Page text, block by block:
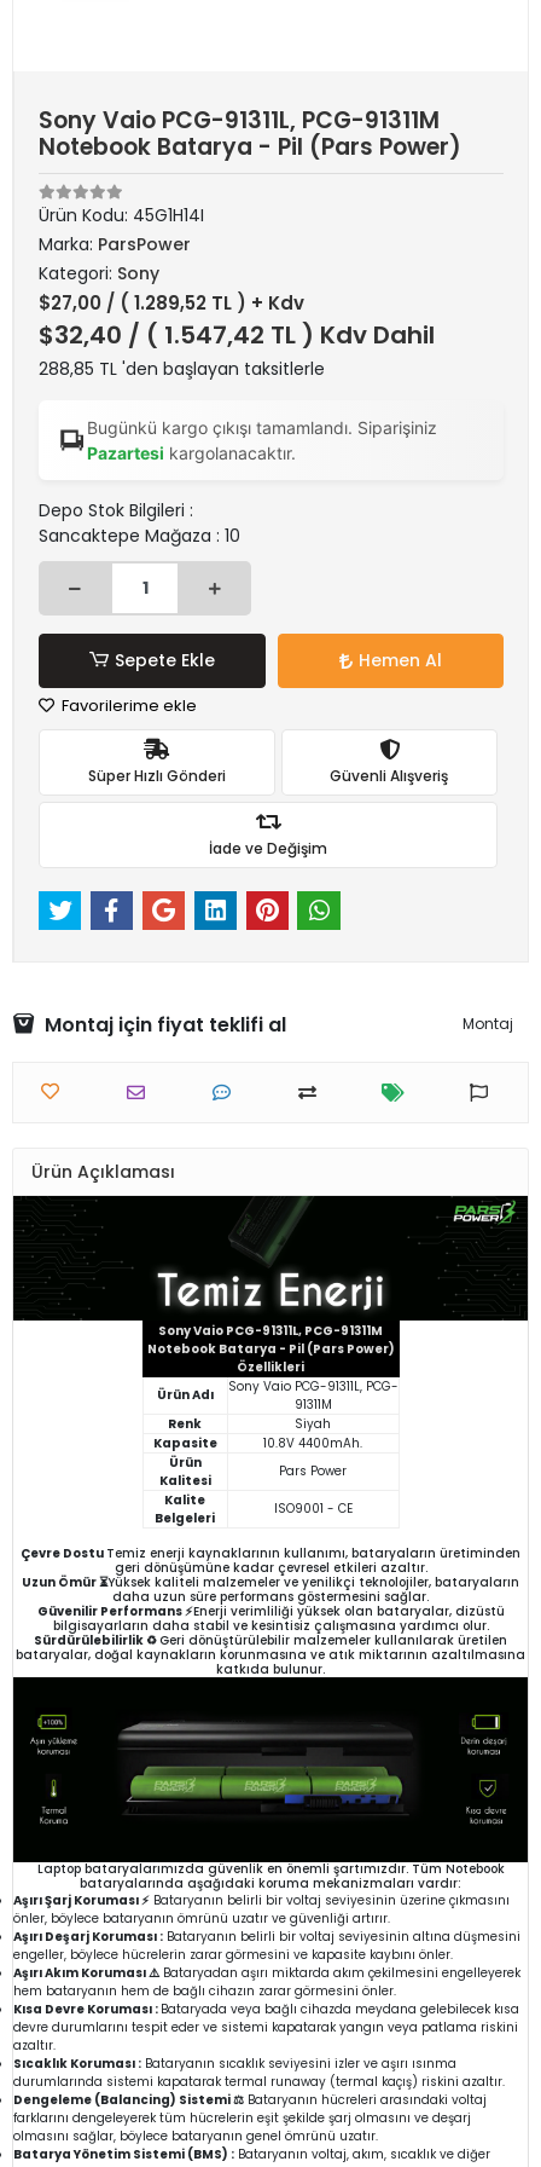
Sony Vaio PCG-91311L, PCG-91311M
Notebook Batarya - Pil (Pars Power)
Ürün Kodu: 45G1H14I
Marka: ParsPower
Kategori: Sony
$27,00 / ( 1.289,52 TL ) + Kdv
$32,40 / ( 1.547,42 TL ) Kdv Dahil
288,85 TL 'den başlayan taksitlerle
Bugünkü kargo çıkışı tamamlandı. Siparişiniz
Pazartesi kargolanacaktır.
Depo Stok Bilgileri :
Sancaktepe Mağaza : 10
Sepete Ekle Hemen Al
Favorilerime ekle
Süper Hızlı Gönderi Güvenli Alışveriş
İade ve Değişim
Montaj için fiyat teklifi al Montaj
Ürün Açıklaması
Sony Vaio PCG-91311L, PCG-91311M
Notebook Batarya - Pil (Pars Power)
Özellikleri
Ürün Adı
Sony Vaio PCG-91311L, PCG-
91311M
Renk
Siyah
Kapasite
10.8V 4400mAh.
Ürün
Kalitesi
Pars Power
Kalite
Belgeleri
ISO9001 - CE
Çevre Dostu Temiz enerji kaynaklarının kullanımı, bataryaların üretiminden
geri dönüşümüne kadar çevresel etkileri azaltır.
Uzun Ömür ⏳Yüksek kaliteli malzemeler ve yenilikçi teknolojiler, bataryaların
daha uzun süre performans göstermesini sağlar.
Güvenilir Performans ⚡Enerji verimliliği yüksek olan bataryalar, dizüstü
bilgisayarların daha stabil ve kesintisiz çalışmasına yardımcı olur.
Sürdürülebilirlik ♻️Geri dönüştürülebilir malzemeler kullanılarak üretilen
bataryalar, doğal kaynakların korunmasına ve atık miktarının azaltılmasına
katkıda bulunur.
Laptop bataryalarımızda güvenlik en önemli şartımızdır. Tüm Notebook
bataryalarında aşağıdaki koruma mekanizmaları vardır:
Aşırı Şarj Koruması ⚡ Bataryanın belirli bir voltaj seviyesinin üzerine çıkmasını
önler, böylece bataryanın ömrünü uzatır ve güvenliği artırır.
Aşırı Deşarj Koruması : Bataryanın belirli bir voltaj seviyesinin altına düşmesini
engeller, böylece hücrelerin zarar görmesini ve kapasite kaybını önler.
Aşırı Akım Koruması ⚠️Bataryadan aşırı miktarda akım çekilmesini engelleyerek
hem bataryanın hem de bağlı cihazın zarar görmesini önler.
Kısa Devre Koruması : Bataryada veya bağlı cihazda meydana gelebilecek kısa
devre durumlarını tespit eder ve sistemi kapatarak yangın veya patlama riskini
azaltır.
Sıcaklık Koruması : Bataryanın sıcaklık seviyesini izler ve aşırı ısınma
durumlarında sistemi kapatarak termal runaway (termal kaçış) riskini azaltır.
Dengeleme (Balancing) Sistemi ⚖️ Bataryanın hücreleri arasındaki voltaj
farklarını dengeleyerek tüm hücrelerin eşit şekilde şarj olmasını ve deşarj
olmasını sağlar, böylece bataryanın genel ömrünü uzatır.
Batarya Yönetim Sistemi (BMS) : Bataryanın voltaj, akım, sıcaklık ve diğer